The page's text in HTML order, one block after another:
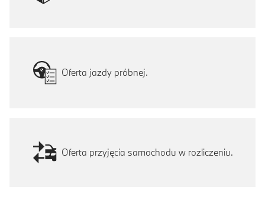
Oferta jazdy próbnej.
Oferta przyjęcia samochodu w rozliczeniu.